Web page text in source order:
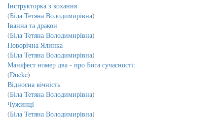
Інструкторка з кохання
(Біла Тетяна Володимирівна)
Іванна та дракон
(Біла Тетяна Володимирівна)
Новорічна Ялинка
(Біла Тетяна Володимирівна)
Маніфест номер два - про Бога сучасності:
(Ducke)
Відносна вічність
(Біла Тетяна Володимирівна)
Чужинці
(Біла Тетяна Володимирівна)